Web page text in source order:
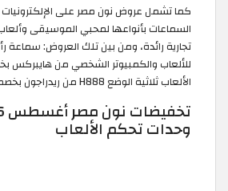
كما تشمل عروض نون مصر على
السماعات بأنواعها لمحبي الموسيقى
الألعاب ثلاثية الوضع H888 من ريدراجون بخصم 34%.
وحدات تحكم الألعاب